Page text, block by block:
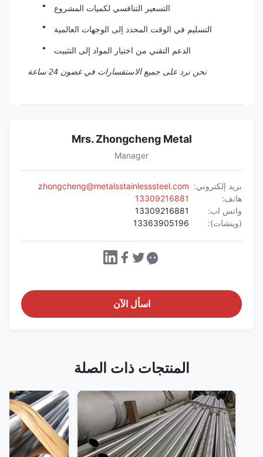
التسعير التنافسي لكميات المشروع
التسليم في الوقت المحدد إلى الوجهات العالمية
الدعم التقني من اختيار المواد إلى التثبيت
نحن نرد على جميع الاستفسارات في غضون 24 ساعة
Mrs. Zhongcheng Metal
Manager
بريد إلكتروني: zhongcheng@metalsstainlesssteel.com
هاتف:
13309216881
واتس اب:
13309216881
(ويتشات):
13363905196
اسأل الآن
المنتجات ذات الصلة